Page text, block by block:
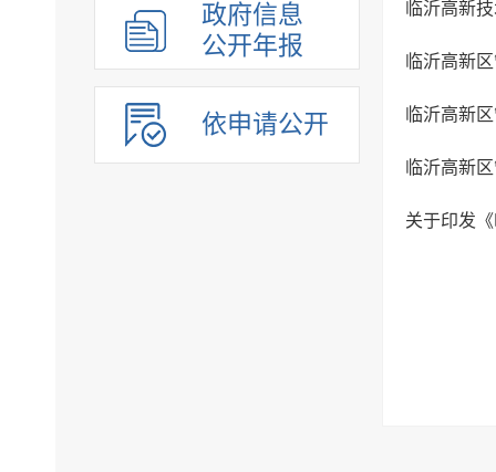
政府信息
公开年报
依申请公开 临沂高新